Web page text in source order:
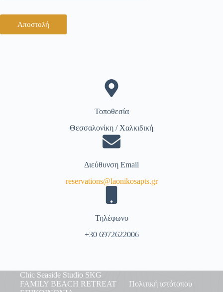
Αποστολή
Τοποθεσία
Θεσσαλονίκη / Χαλκιδική
Διεύθυνση Email
reservations@laonikosapts.gr
Τηλέφωνο
+30 6972622006
Chic Seaside Studio SKG
FAMILY BEACH RETREAT
Πολιτική ιστότοπου